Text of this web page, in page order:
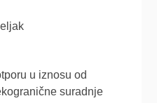
u iznosu od
suradnje